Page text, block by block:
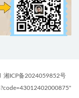
湘ICP备2024059852号